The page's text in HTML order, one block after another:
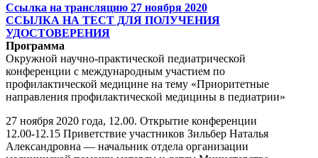
Ссылка на трансляцию 27 ноября 2020
ССЫЛКА НА ТЕСТ ДЛЯ ПОЛУЧЕНИЯ
УДОСТОВЕРЕНИЯ
Программа
Окружной научно-практической педиатрической
конференции с международным участием по
профилактической медицине на тему «Приоритетные
направления профилактической медицины в педиатрии»
27 ноября 2020 года, 12.00. Открытие конференции
12.00-12.15 Приветствие участников Зильбер Наталья
Александровна — начальник отдела организации